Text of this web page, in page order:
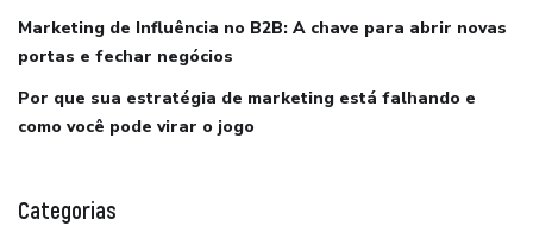
Marketing de Influência no B2B: A chave para abrir novas
portas e fechar negócios
Por que sua estratégia de marketing está falhando e
como você pode virar o jogo
Categorias